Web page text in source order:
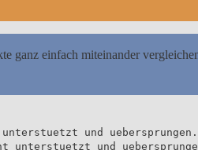
ganz einfach miteinander
und
und